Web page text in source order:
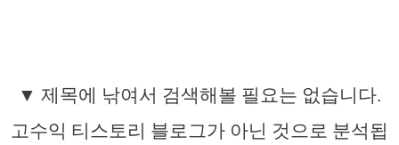
▼ 제목에 낚여서 검색해볼 필요는 없습니다.
고수익 티스토리 블로그가 아닌 것으로 분석됩